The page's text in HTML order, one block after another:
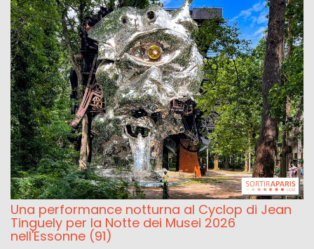
Una performance notturna al Cyclop di Jean
Tinguely per la Notte dei Musei 2026
nell'Essonne (91)